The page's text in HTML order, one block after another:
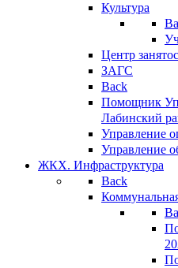
Культура
Центр
ЗАГС
Back
Помощник
Лабинский
Управление
Управление
ЖКХ. Инфраструктура
Back